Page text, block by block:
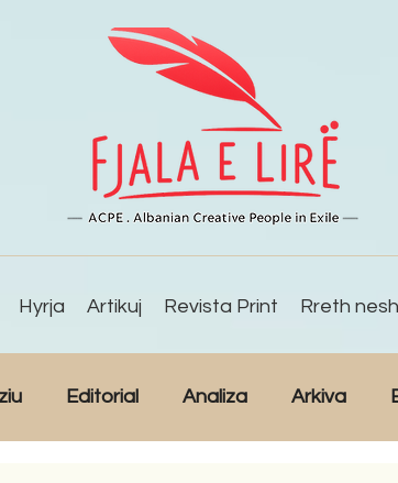
Hyrja Artikuj Revista Print Rreth nesh
Editorial Analiza Arkiva